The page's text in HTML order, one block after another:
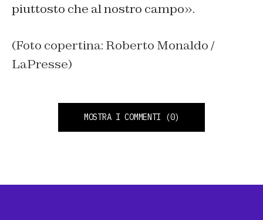
piuttosto che al nostro campo».
(Foto copertina: Roberto Monaldo /
LaPresse)
MOSTRA I COMMENTI (0)